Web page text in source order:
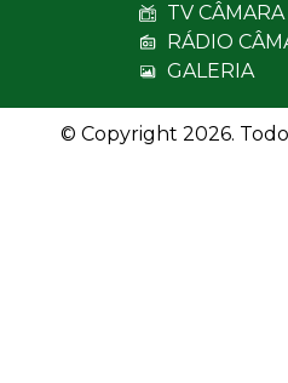
TV CÂMARA
RÁDIO
GALERIA
© Copyright 2026.